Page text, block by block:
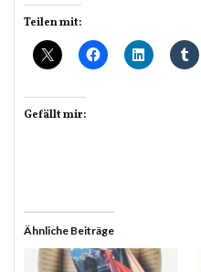
Teilen mit:
Gefällt mir:
Ähnliche Beiträge